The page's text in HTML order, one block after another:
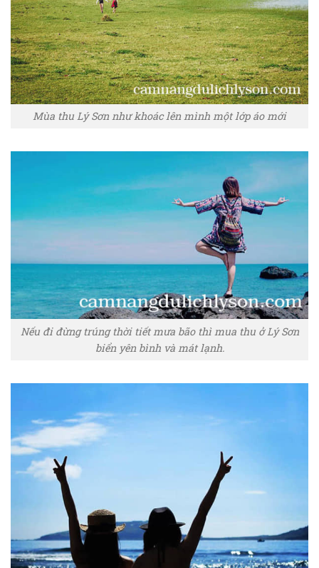
Mùa thu Lý Sơn như khoác lên mình một lớp áo mới
Nếu đi đừng trúng thời tiết mưa bão thì mua thu ở Lý Sơn
biển yên bình và mát lạnh.